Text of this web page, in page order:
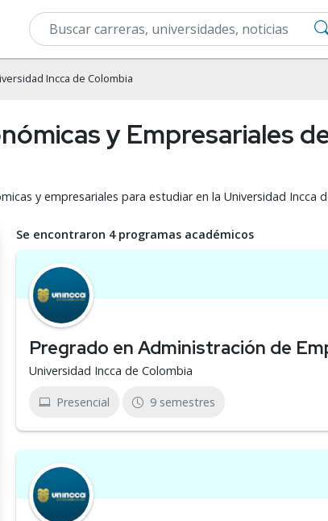
Incca de Colombia
y Empresariales
y empresariales para estudiar en la Universidad Incca
Se encontraron 4 programas académicos
Pregrado en Administración de
Universidad Incca de Colombia
Presencial 9 semestres